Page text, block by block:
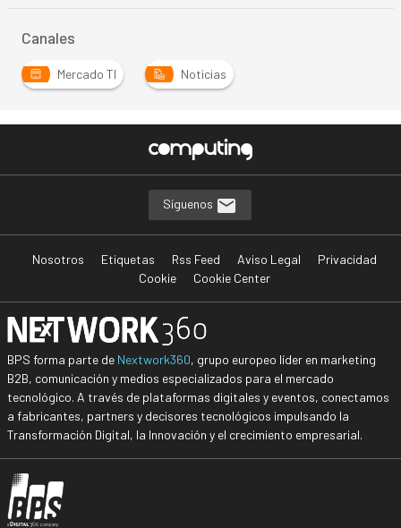
Canales
Mercado TI Noticias
Síguenos
Nosotros Etiquetas Rss Feed Aviso Legal
Privacidad
Cookie
Cookie Center
BPS forma parte de Nextwork360, grupo europeo líder en marketing
B2B, comunicación y medios especializados para el mercado
tecnológico. A través de plataformas digitales y eventos, conectamos
a fabricantes, partners y decisores tecnológicos impulsando la
Transformación Digital, la Innovación y el crecimiento empresarial.